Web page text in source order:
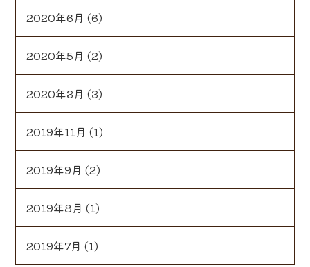
2020年6月 (6)
2020年5月 (2)
2020年3月 (3)
2019年11月 (1)
2019年9月 (2)
2019年8月 (1)
2019年7月 (1)